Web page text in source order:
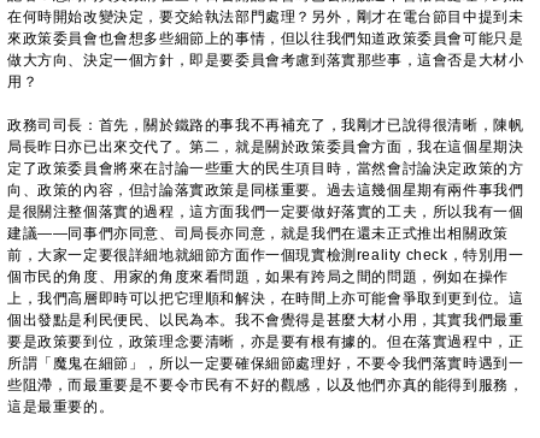
在何時開始改變決定，要交給執法部門處理？另外，剛才在電台節目中提到未
來政策委員會也會想多些細節上的事情，但以往我們知道政策委員會可能只是
做大方向、決定一個方針，即是要委員會考慮到落實那些事，這會否是大材小
用？
政務司司長：首先，關於鐵路的事我不再補充了，我剛才已說得很清晰，陳帆
局長昨日亦已出來交代了。第二，就是關於政策委員會方面，我在這個星期決
定了政策委員會將來在討論一些重大的民生項目時，當然會討論決定政策的方
向、政策的內容，但討論落實政策是同樣重要。過去這幾個星期有兩件事我們
是很關注整個落實的過程，這方面我們一定要做好落實的工夫，所以我有一個
建議——同事們亦同意、司局長亦同意，就是我們在還未正式推出相關政策
前，大家一定要很詳細地就細節方面作一個現實檢測reality check，特別用一
個市民的角度、用家的角度來看問題，如果有跨局之間的問題，例如在操作
上，我們高層即時可以把它理順和解決，在時間上亦可能會爭取到更到位。這
個出發點是利民便民、以民為本。我不會覺得是甚麼大材小用，其實我們最重
要是政策要到位，政策理念要清晰，亦是要有根有據的。但在落實過程中，正
所謂「魔鬼在細節」，所以一定要確保細節處理好，不要令我們落實時遇到一
些阻滯，而最重要是不要令市民有不好的觀感，以及他們亦真的能得到服務，
這是最重要的。